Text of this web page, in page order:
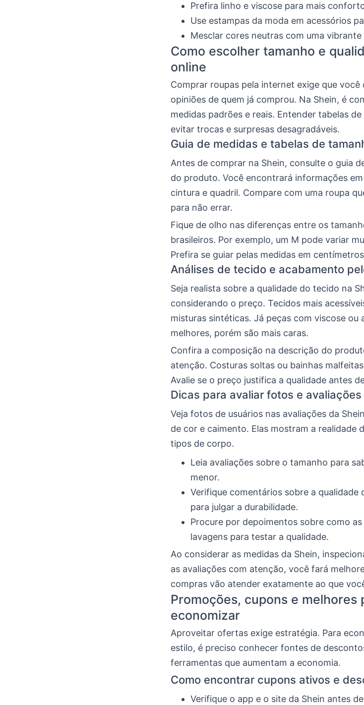
Prefira linho e viscose para mais
Use estampas da moda em acessórios
Mesclar cores neutras com uma
Como escolher tamanho e
online
Comprar roupas pela internet exige que você
opiniões de quem já comprou. Na Shein, é
medidas padrões e reais. Entender tabelas
evitar trocas e surpresas desagradáveis.
Guia de medidas e tabelas de
Antes de comprar na Shein, consulte o guia
do produto. Você encontrará informações
cintura e quadril. Compare com uma roupa
para não errar.
Fique de olho nas diferenças entre os
brasileiros. Por exemplo, um M pode variar
Prefira se guiar pelas medidas em
Análises de tecido e acabamento
Seja realista sobre a qualidade do tecido na
considerando o preço. Tecidos mais
misturas sintéticas. Já peças com viscose
melhores, porém são mais caras.
Confira a composição na descrição do
atenção. Costuras soltas ou bainhas
Avalie se o preço justifica a qualidade antes
Dicas para avaliar fotos e
Veja fotos de usuários nas avaliações da
de cor e caimento. Elas mostram a realidade
tipos de corpo.
Leia avaliações sobre o tamanho para
menor.
Verifique comentários sobre a qualidade
para julgar a durabilidade.
Procure por depoimentos sobre como
lavagens para testar a qualidade.
Ao considerar as medidas da Shein,
as avaliações com atenção, você fará
compras vão atender exatamente ao que
Promoções, cupons e melhores
economizar
Aproveitar ofertas exige estratégia. Para
estilo, é preciso conhecer fontes de
ferramentas que aumentam a economia.
Como encontrar cupons ativos e
Verifique o app e o site da Shein antes